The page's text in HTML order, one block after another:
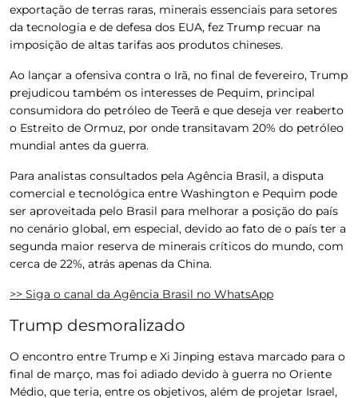
exportação de terras raras, minerais essenciais para setores
da tecnologia e de defesa dos EUA, fez Trump recuar na
imposição de altas tarifas aos produtos chineses.
Ao lançar a ofensiva contra o Irã, no final de fevereiro, Trump
prejudicou também os interesses de Pequim, principal
consumidora do petróleo de Teerã e que deseja ver reaberto
o Estreito de Ormuz, por onde transitavam 20% do petróleo
mundial antes da guerra.
Para analistas consultados pela Agência Brasil, a disputa
comercial e tecnológica entre Washington e Pequim pode
ser aproveitada pelo Brasil para melhorar a posição do país
no cenário global, em especial, devido ao fato de o país ter a
segunda maior reserva de minerais críticos do mundo, com
cerca de 22%, atrás apenas da China.
>> Siga o canal da Agência Brasil no WhatsApp
Trump desmoralizado
O encontro entre Trump e Xi Jinping estava marcado para o
final de março, mas foi adiado devido à guerra no Oriente
Médio, que teria, entre os objetivos, além de projetar Israel,